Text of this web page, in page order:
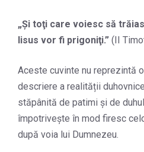
„Şi toţi care voiesc să
Iisus vor fi prigoniţi.” (II
Aceste cuvinte nu reprezintă
descriere a realității
stăpânită de patimi și de
împotrivește în mod firesc
după voia lui Dumnezeu.